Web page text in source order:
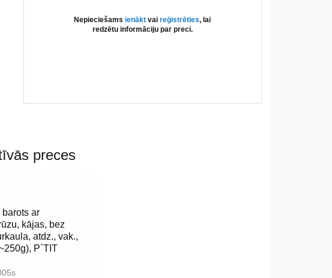
Nepieciešamsienākt vaireģistrēties, lai
redzētu informāciju par preci.
preces
ar
kājas, bez
atdz., vak.,
P`TIT